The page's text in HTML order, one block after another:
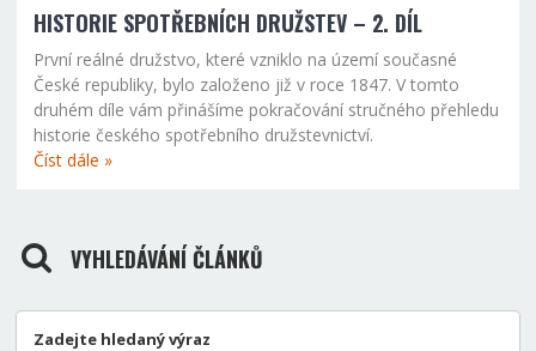
HISTORIE SPOTŘEBNÍCH DRUŽSTEV – 2. DÍL
První reálné družstvo, které vzniklo na území současné
České republiky, bylo založeno již v roce 1847. V tomto
druhém díle vám přinášíme pokračování stručného přehledu
historie českého spotřebního družstevnictví.
Číst dále »
VYHLEDÁVÁNÍ ČLÁNKŮ
Zadejte hledaný výraz